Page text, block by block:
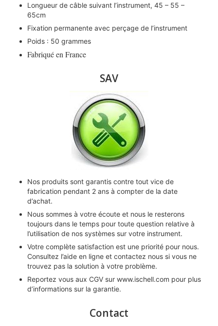
Longueur de câble suivant l’instrument, 45 – 55 –
65cm
Fixation permanente avec perçage de l’instrument
Poids : 50 grammes
Fabriqué en France
SAV
Nos produits sont garantis contre tout vice de
fabrication pendant 2 ans à compter de la date
d’achat.
Nous sommes à votre écoute et nous le resterons
toujours dans le temps pour toute question relative à
l’utilisation de nos systèmes sur votre instrument.
Votre complète satisfaction est une priorité pour nous.
Consultez l’aide en ligne et contactez nous si vous ne
trouvez pas la solution à votre problème.
Reportez vous aux CGV sur www.ischell.com pour plus
d’informations sur la garantie.
Contact